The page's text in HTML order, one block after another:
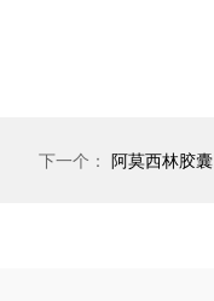
下一个： 阿莫西林胶囊